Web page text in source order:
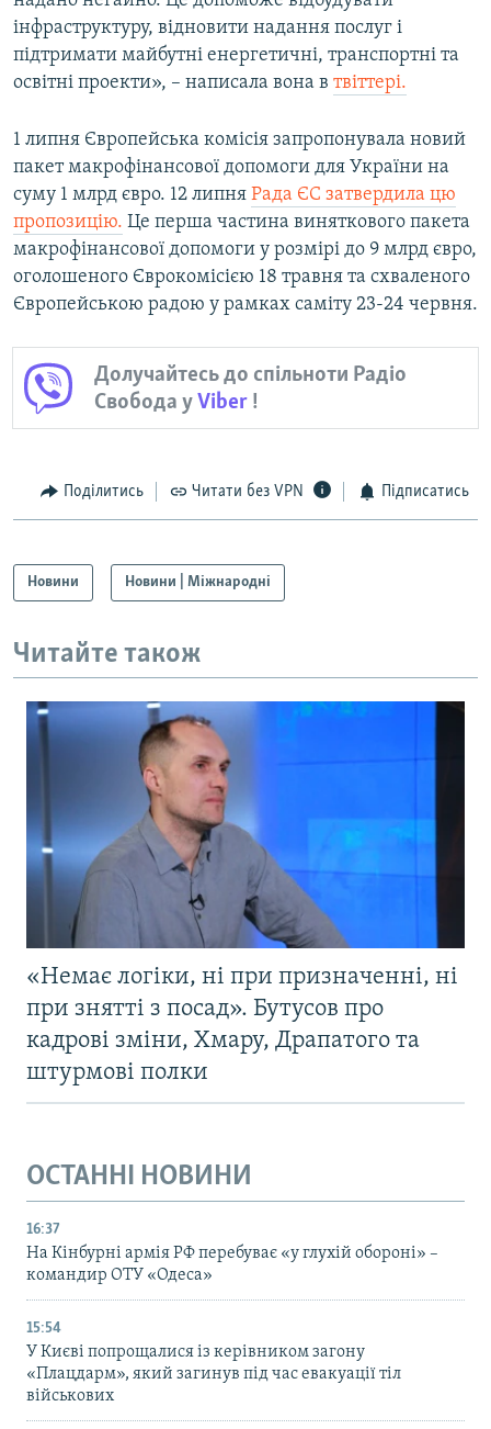
інфраструктуру, відновити надання послуг і
підтримати майбутні енергетичні, транспортні та
освітні проекти», – написала вона в твіттері.
1 липня Європейська комісія запропонувала новий
пакет макрофінансової допомоги для України на
суму 1 млрд євро. 12 липня Рада ЄС затвердила цю
пропозицію. Це перша частина виняткового пакета
макрофінансової допомоги у розмірі до 9 млрд євро,
оголошеного Єврокомісією 18 травня та схваленого
Європейською радою у рамках саміту 23-24 червня.
Долучайтесь до спільноти Радіо
Свобода уViber !
Поділитись Читати без VPN Підписатись
Новини Новини | Міжнародні
Читайте також
«Немає логіки, ні при призначенні, ні
при знятті з посад». Бутусов про
кадрові зміни, Хмару, Драпатого та
штурмові полки
ОСТАННІ НОВИНИ
16:37
На Кінбурні армія РФ перебуває «у глухій обороні» –
командир ОТУ «Одеса»
15:54
У Києві попрощалися із керівником загону
«Плацдарм», який загинув під час евакуації тіл
військових